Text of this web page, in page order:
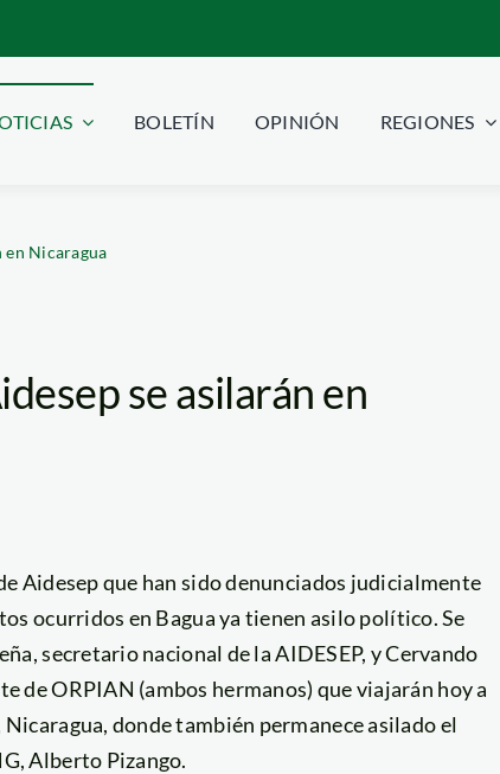
BOLETÍN OPINIÓN REGIONES
en Nicaragua
se asilarán en
Aidesep que han sido denunciados judicialmente
ocurridos en Bagua ya tienen asilo político. Se
secretario nacional de la AIDESEP, y Cervando
de ORPIAN (ambos hermanos) que viajarán hoy a
Nicaragua, donde también permanece asilado el
Alberto Pizango.